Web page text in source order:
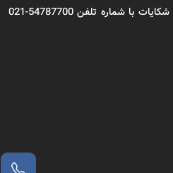
جهت ارائه انتقادات، پیشنهادات و شکایات با شماره تلفن 54787700-021